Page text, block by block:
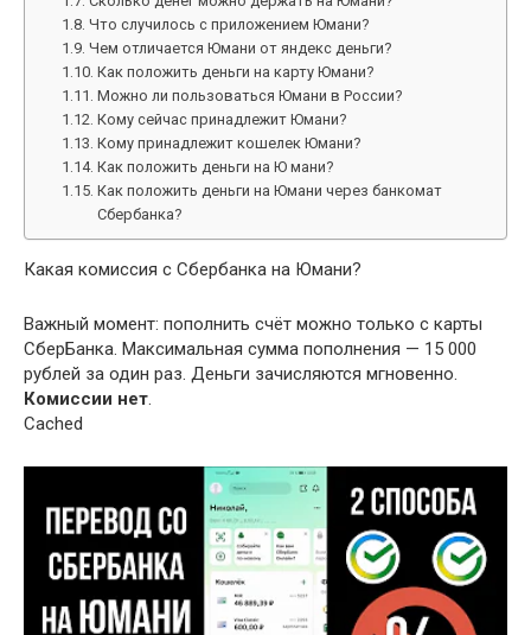
Что случилось с приложением Юмани?
Чем отличается Юмани от яндекс деньги?
Как положить деньги на карту Юмани?
Можно ли пользоваться Юмани в России?
Кому сейчас принадлежит Юмани?
Кому принадлежит кошелек Юмани?
Как положить деньги на Ю мани?
Как положить деньги на Юмани через банкомат
Сбербанка?
Какая комиссия с Сбербанка на Юмани?
Важный момент: пополнить счёт можно только с карты
СберБанка. Максимальная сумма пополнения — 15 000
рублей за один раз. Деньги зачисляются мгновенно.
Комиссии нет.
Cached